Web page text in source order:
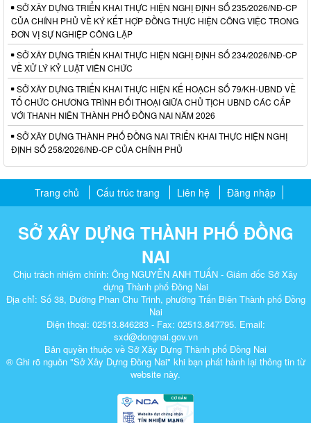
SỞ XÂY DỰNG TRIỂN KHAI THỰC HIỆN NGHỊ ĐỊNH SỐ 235/2026/NĐ-CP
CỦA CHÍNH PHỦ VỀ KÝ KẾT HỢP ĐỒNG THỰC HIỆN CÔNG VIỆC TRONG
ĐƠN VỊ SỰ NGHIỆP CÔNG LẬP
SỞ XÂY DỰNG TRIỂN KHAI THỰC HIỆN NGHỊ ĐỊNH SỐ 234/2026/NĐ-CP
VỀ XỬ LÝ KỶ LUẬT VIÊN CHỨC
SỞ XÂY DỰNG TRIỂN KHAI THỰC HIỆN KẾ HOẠCH SỐ 79/KH-UBND VỀ
TỔ CHỨC CHƯƠNG TRÌNH ĐỐI THOẠI GIỮA CHỦ TỊCH UBND CÁC CẤP
VỚI THANH NIÊN THÀNH PHỐ ĐỒNG NAI NĂM 2026
SỞ XÂY DỰNG THÀNH PHỐ ĐỒNG NAI TRIỂN KHAI THỰC HIỆN NGHỊ
ĐỊNH SỐ 258/2026/NĐ-CP CỦA CHÍNH PHỦ
Trang chủ Cấu trúc trang Liên hệ Đăng nhập
SỞ XÂY DỰNG THÀNH PHỐ ĐỒNG
NAI
Chịu trách nhiệm chính: Ông NGUYỄN ANH TUẤN - Giám đốc Sở Xây
dựng Thành phố Đồng Nai
Địa chỉ: Số 38, Đường Phan Chu Trinh, phường Trấn Biên Thành phố Đồng
Nai
Điện thoại: 02513.846283 - Fax: 02513.847795. Email:
sxd@dongnai.gov.vn
Bản quyền thuộc về Sở Xây Dựng Thành phố Đồng Nai
® Ghi rõ nguồn "Sở Xây Dựng Đồng Nai" khi bạn phát hành lại thông tin từ
website này.​